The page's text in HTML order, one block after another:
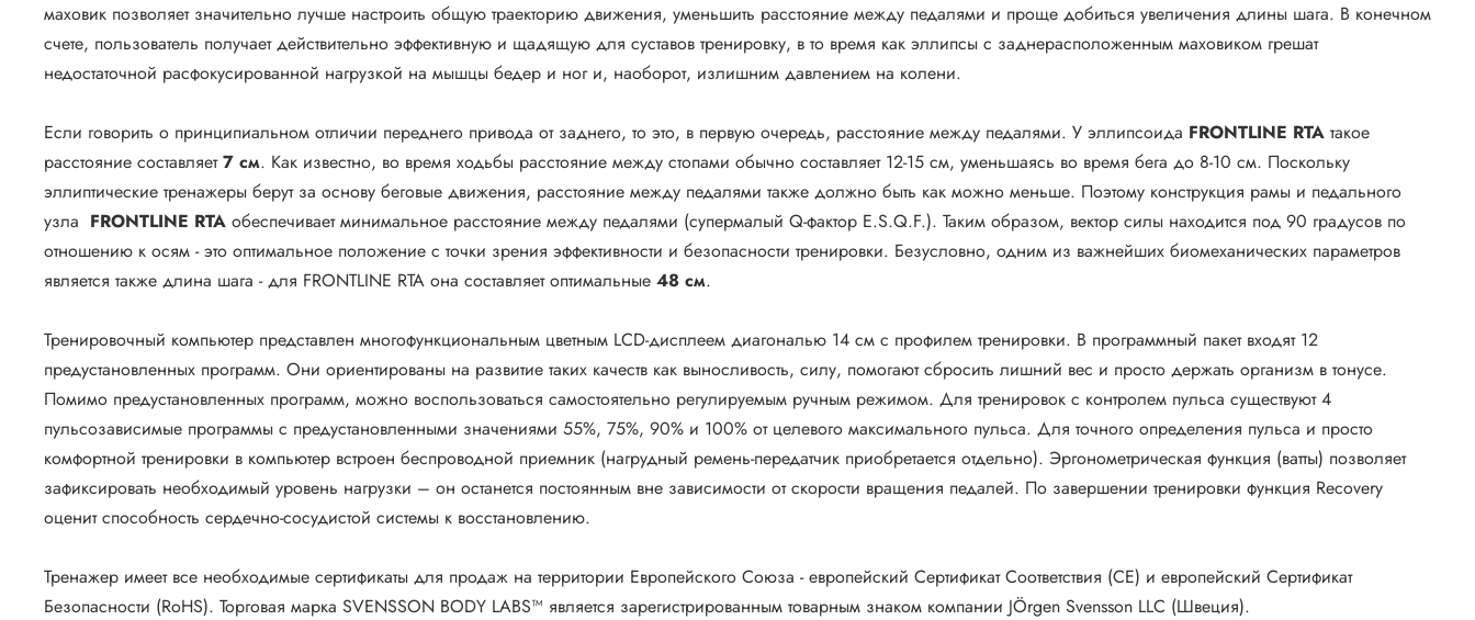
маховик позволяет значительно лучше настроить общую траекторию движения, уменьшить расстояние между педалями и проще добиться увеличения длины шага. В конечном
счете, пользователь получает действительно эффективную и щадящую для суставов тренировку, в то время как эллипсы с заднерасположенным маховиком грешат
недостаточной расфокусированной нагрузкой на мышцы бедер и ног и, наоборот, излишним давлением на колени.
Если говорить о принципиальном отличии переднего привода от заднего, то это, в первую очередь, расстояние между педалями. У эллипсоида FRONTLINE RTA такое
расстояние составляет7 см. Как известно, во время ходьбы расстояние между стопами обычно составляет 12-15 см, уменьшаясь во время бега до 8-10 см. Поскольку
эллиптические тренажеры берут за основу беговые движения, расстояние между педалями также должно быть как можно меньше. Поэтому конструкция рамы и педального
узла FRONTLINE RTA обеспечивает минимальное расстояние между педалями (супермалый Q-фактор E.S.Q.F.). Таким образом, вектор силы находится под 90 градусов по
отношению к осям - это оптимальное положение с точки зрения эффективности и безопасности тренировки. Безусловно, одним из важнейших биомеханических параметров
является также длина шага - для FRONTLINE RTA она составляет оптимальные 48 см.
Тренировочный компьютер представлен многофункциональным цветным LCD-дисплеем диагональю 14 см с профилем тренировки. В программный пакет входят 12
предустановленных программ. Они ориентированы на развитие таких качеств как выносливость, силу, помогают сбросить лишний вес и просто держать организм в тонусе.
Помимо предустановленных программ, можно воспользоваться самостоятельно регулируемым ручным режимом. Для тренировок с контролем пульса существуют 4
пульсозависимые программы с предустановленными значениями 55%, 75%, 90% и 100% от целевого максимального пульса. Для точного определения пульса и просто
комфортной тренировки в компьютер встроен беспроводной приемник (нагрудный ремень-передатчик приобретается отдельно). Эргонометрическая функция (ватты) позволяет
зафиксировать необходимый уровень нагрузки – он останется постоянным вне зависимости от скорости вращения педалей. По завершении тренировки функция Recovery
оценит способность сердечно-сосудистой системы к восстановлению.
Тренажер имеет все необходимые сертификаты для продаж на территории Европейского Союза - европейский Сертификат Соответствия (CE) и европейский Сертификат
Безопасности (RoHS). Торговая марка SVENSSON BODY LABS™ является зарегистрированным товарным знаком компании JÖrgen Svensson LLC (Швеция).